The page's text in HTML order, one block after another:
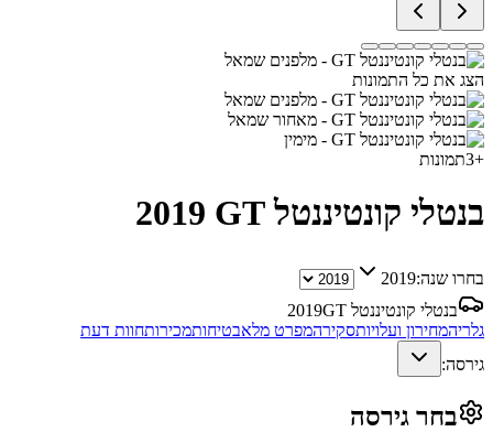
הצג את כל התמונות
+
3תמונות
בנטלי קונטיננטל GT 2019
בחרו שנה:2019
בנטלי קונטיננטל GT
2019
גלריהמחירון ועלויותסקירהמפרט מלאבטיחותמכירותחוות דעת
גירסה:
בחר גירסה